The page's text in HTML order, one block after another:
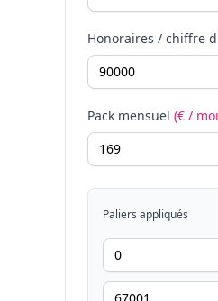
Honoraires / chiffre
Pack mensuel (€ /
Paliers appliqués